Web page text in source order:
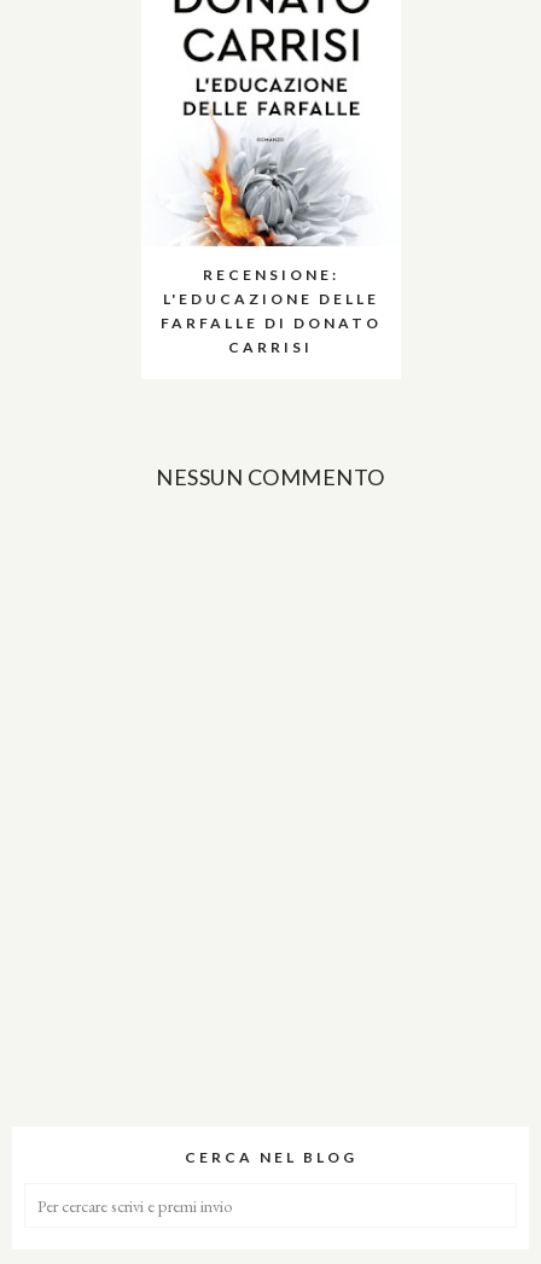
RECENSIONE:
L'EDUCAZIONE DELLE
FARFALLE DI DONATO
CARRISI
NESSUN COMMENTO
CERCA NEL BLOG